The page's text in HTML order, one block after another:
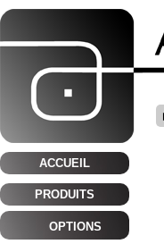
ACCUEIL
PRODUITS
OPTIONS